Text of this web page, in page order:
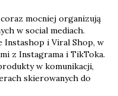
mocniej organizują
w social mediach.
i Viral Shop, w
z Instagrama i TikToka.
w komunikacji,
skierowanych do